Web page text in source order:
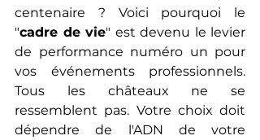
centenaire ? Voici pourquoi le
"cadre de vie" est devenu le levier
de performance numéro un pour
vos événements professionnels.
Tous les châteaux ne se
ressemblent pas. Votre choix doit
dépendre de l'ADN de votre